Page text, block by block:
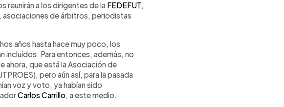
reunirán a los dirigentes de la FEDEFUT,
de árbitros, periodistas
años hasta hace muy poco, los
Para entonces, además, no
ahora, que está la Asociación de
pero aún así, para la pasada
voz y voto, ya habían sido
Carlos Carrillo, a este medio.